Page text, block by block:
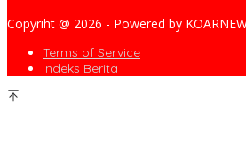
Copyriht @ 2026 - Powered by
Terms of Service
Indeks Berita